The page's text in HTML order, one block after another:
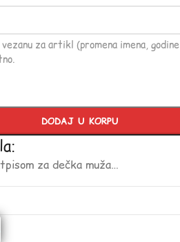
za artikl (promena imena,
DODAJ U KORPU
za dečka muža…